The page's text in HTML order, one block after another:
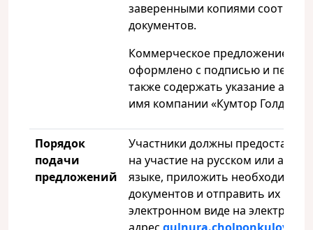
заверенными копиями
документов.
Коммерческое предложение
оформлено с подписью и
также содержать указание
имя компании «Кумтор Голд
Порядок
подачи
предложений
Участники должны предоставить
на участие на русском или
языке, приложить необходимые
документов и отправить их в
электронном виде на